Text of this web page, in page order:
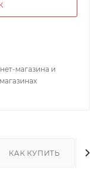
магазина и
КАК КУПИТЬ